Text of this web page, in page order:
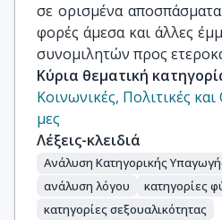
σε ορισμένα
φορές άμεσα και άλλες
συνομιλητών προς
Κύρια θεματική
Κοινωνικές, Πολιτικές
μες
Λέξεις-κλειδιά
Ανάλυση Κατηγορικής
ανάλυση λόγου
κατηγορίες
κατηγορίες σεξουαλικότητας